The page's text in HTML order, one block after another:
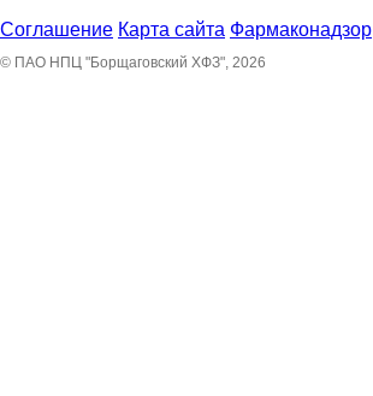
Соглашение Карта сайта Фармаконадзор
© ПАО НПЦ "Борщаговский ХФЗ", 2026